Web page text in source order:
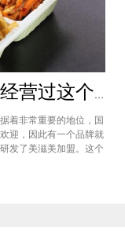
美滋美加盟多少钱？有人经营过这个快餐品牌吗
着非常重要的地位，国
迎，因此有一个品牌就
发了美滋美加盟。这个
进来十分火爆的一个餐